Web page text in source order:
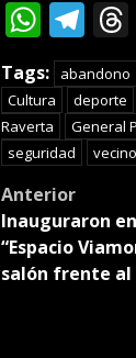
Tags: abandono
Cultura
deporte
Raverta
General
seguridad
Post
Anterior
Inauguraron
“Espacio
salón frente al